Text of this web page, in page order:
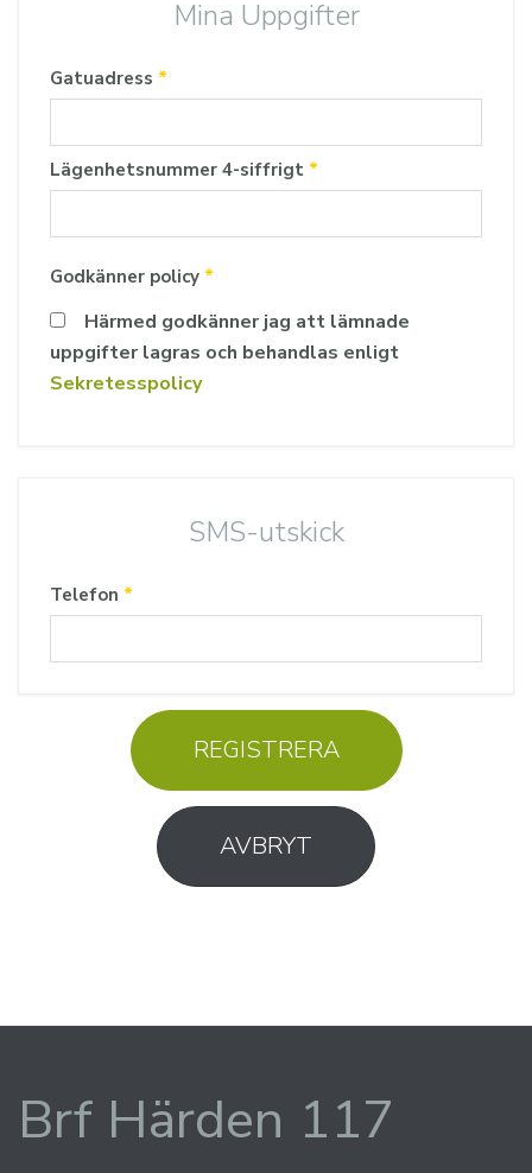
Mina Uppgifter
Gatuadress *
Lägenhetsnummer 4-siffrigt *
Godkänner policy *
uppgifter lagras och behandlas enligt
Sekretesspolicy
SMS-utskick
Telefon *
REGISTRERA
AVBRYT
Brf Härden 117